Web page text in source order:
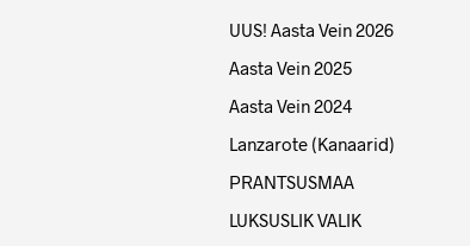
UUS! Aasta Vein 2026
Aasta Vein 2025
Aasta Vein 2024
Lanzarote (Kanaarid)
PRANTSUSMAA
LUKSUSLIK VALIK